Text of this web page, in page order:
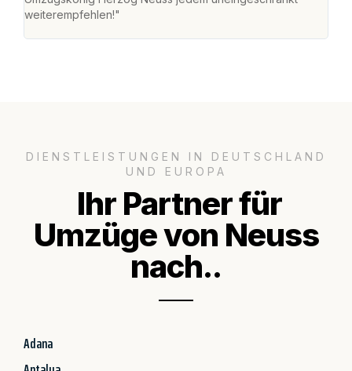
weiterempfehlen!"
DIENSTLEISTUNGEN IN DEUTSCHLAND
UND EUROPA
Ihr Partner für
Umzüge von Neuss
nach..
Adana